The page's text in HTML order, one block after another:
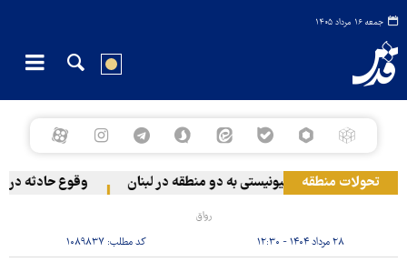
جمعه ۱۶ مرداد ۱۴۰۵
تحولات منطقه
حمله رژیم صهیونیستی به دو منطقه در لبنان وقوع حادثه
رواق
۲۸ مرداد ۱۴۰۴ - ۱۲:۳۰ کد مطلب: ۱۰۸۹۸۳۷